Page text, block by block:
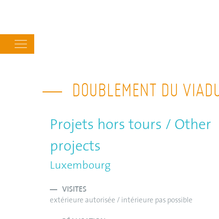
navigation
DOUBLEMENT DU
Projets hors tours / Other
projects
Luxembourg
VISITES
extérieure autorisée / intérieure pas possible